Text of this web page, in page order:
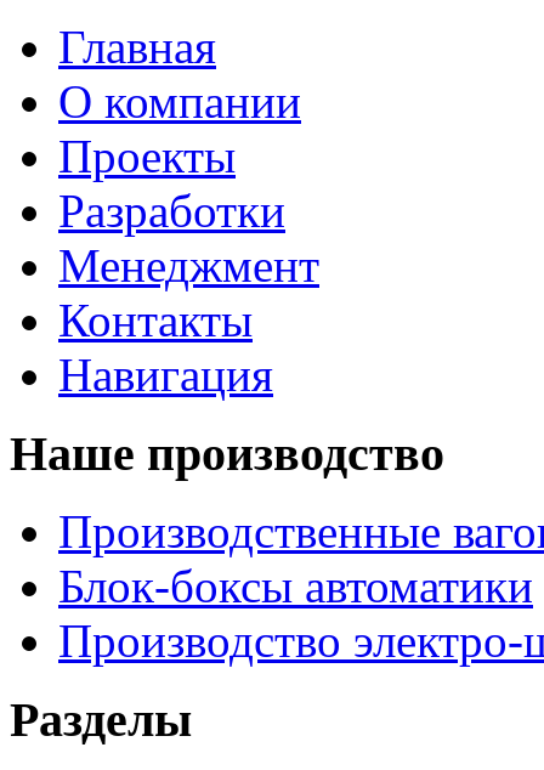
Главная
О компании
Проекты
Разработки
Менеджмент
Контакты
Навигация
Наше производство
Производственные
Блок-боксы автоматики
Производство
Разделы